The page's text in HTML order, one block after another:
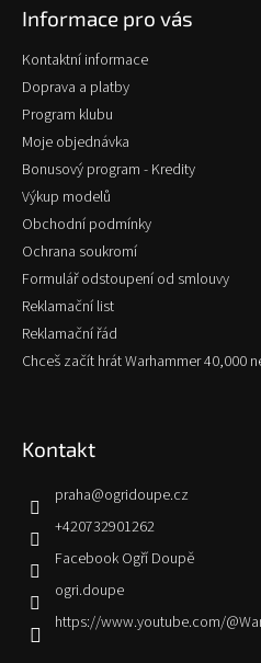
Informace pro vás
Kontaktní informace
Doprava a platby
Program klubu
Moje objednávka
Bonusový program - Kredity
Výkup modelů
Obchodní podmínky
Ochrana soukromí
Formulář odstoupení od smlouvy
Reklamační list
Reklamační řád
Chceš začít hrát Warhammer 40,000
Kontakt
praha@ogridoupe.cz
+420732901262
Facebook Ogří Doupě
ogri.doupe
https://www.youtube.com/